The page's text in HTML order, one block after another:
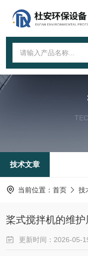
技术文章
当前位置： 首页 技
桨式搅拌机的维护
更新时间：2026-05-